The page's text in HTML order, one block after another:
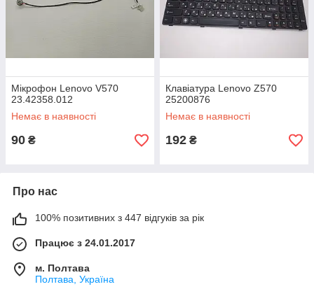
Мікрофон Lenovo V570
23.42358.012
Немає в наявності
90 ₴
Клавіатура Lenovo Z570
25200876
Немає в наявності
192 ₴
Про нас
100% позитивних з 447 відгуків за рік
Працює з 24.01.2017
м. Полтава
Полтава, Україна